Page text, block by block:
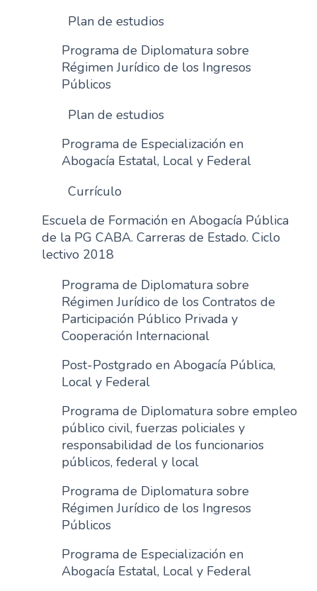
Plan de estudios
Programa de Diplomatura sobre
Régimen Jurídico de los Ingresos
Públicos
Plan de estudios
Programa de Especialización en
Abogacía Estatal, Local y Federal
Currículo
Escuela de Formación en Abogacía Pública
de la PG CABA. Carreras de Estado. Ciclo
lectivo 2018
Programa de Diplomatura sobre
Régimen Jurídico de los Contratos de
Participación Público Privada y
Cooperación Internacional
Post-Postgrado en Abogacía Pública,
Local y Federal
Programa de Diplomatura sobre empleo
público civil, fuerzas policiales y
responsabilidad de los funcionarios
públicos, federal y local
Programa de Diplomatura sobre
Régimen Jurídico de los Ingresos
Públicos
Programa de Especialización en
Abogacía Estatal, Local y Federal